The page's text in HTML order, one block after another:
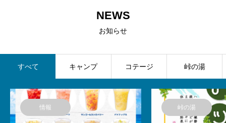
NEWS
お知らせ
すべて キャンプ コテージ 峠の湯
情報 峠の湯